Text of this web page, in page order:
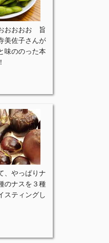
おおおお 旨
美佐子さんが
味ののった本
、やっぱりナ
のナスを３種
スティングし